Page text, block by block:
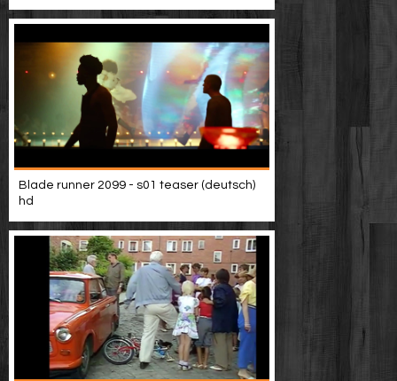
Blade runner 2099 - s01 teaser (deutsch)
hd